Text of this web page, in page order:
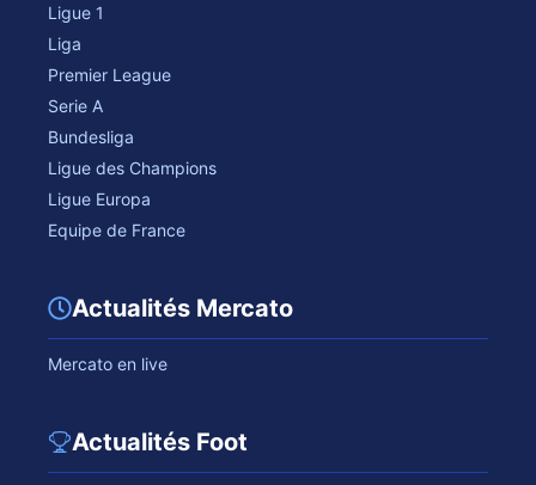
Ligue 1
Liga
Premier League
Serie A
Bundesliga
Ligue des Champions
Ligue Europa
Equipe de France
Actualités Mercato
Mercato en live
Actualités Foot